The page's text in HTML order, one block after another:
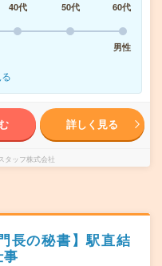
40代 50代
60代
男性
詳しく見る
タッフ株式会社
長の秘書】駅直結